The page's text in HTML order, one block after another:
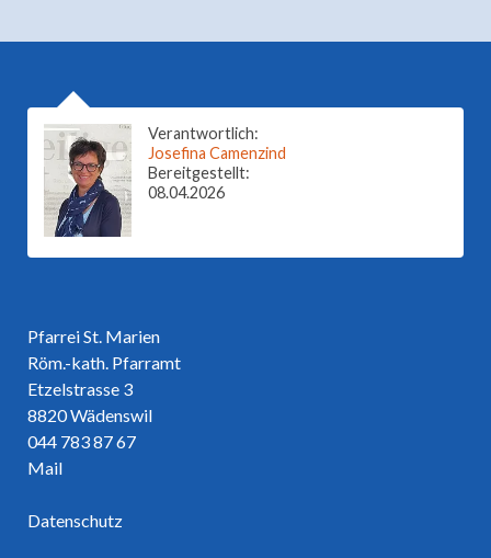
Pfarrei St. Marien
Röm.-kath. Pfarramt
Etzelstrasse 3
8820 Wädenswil
044 783 87 67
Mail
Datenschutz
Verantwortlich:
Josefina Camenzind
Bereitgestellt:
08.04.2026